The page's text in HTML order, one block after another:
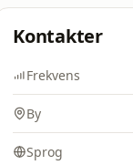
Kontakter
Frekvens
By
Sprog